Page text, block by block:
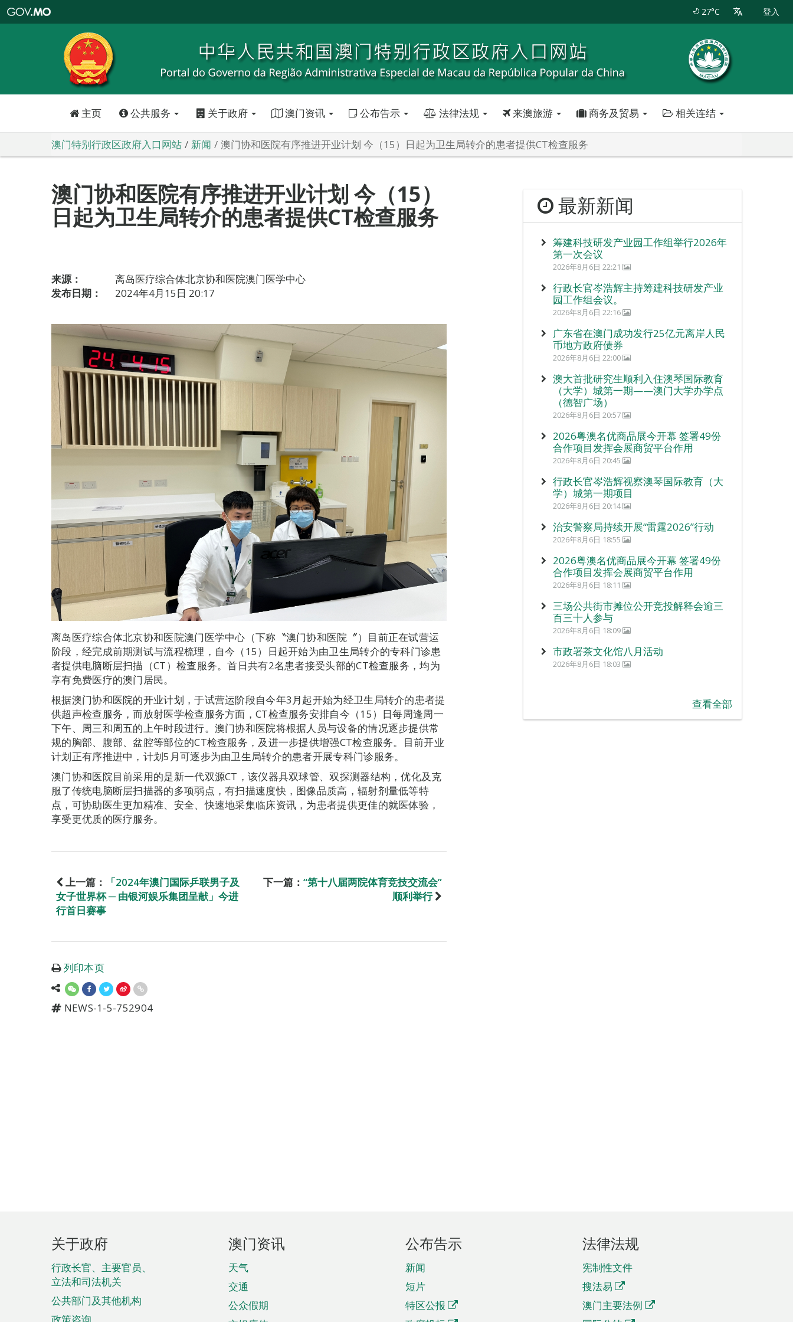
特
政
区
政
口
27°C 登入
主页 公共服务 关于政府 澳门资讯 公布告示 法律法规 来澳旅游 商务及贸易 相关连结
澳门特别行政区政府入口网站 新闻 澳门协和医院有序推进开业计划 今（15）日起为卫生局转介的患者提供CT检查服务
澳门协和医院有序推进开业计划 今（15）
日起为卫生局转介的患者提供CT检查服务
来源：
离岛医疗综合体北京协和医院澳门医学中心
发布日期：
2024年4月15日 20:17
离岛医疗综合体北京协和医院澳门医学中心（下称〝澳门协和医院〞）目前正在试营运
阶段，经完成前期测试与流程梳理，自今（15）日起开始为由卫生局转介的专科门诊患
者提供电脑断层扫描（CT）检查服务。首日共有2名患者接受头部的CT检查服务，均为
享有免费医疗的澳门居民。
根据澳门协和医院的开业计划，于试营运阶段自今年3月起开始为经卫生局转介的患者提
供超声检查服务，而放射医学检查服务方面，CT检查服务安排自今（15）日每周逢周一
下午、周三和周五的上午时段进行。澳门协和医院将根据人员与设备的情况逐步提供常
规的胸部、腹部、盆腔等部位的CT检查服务，及进一步提供增强CT检查服务。目前开业
计划正有序推进中，计划5月可逐步为由卫生局转介的患者开展专科门诊服务。
澳门协和医院目前采用的是新一代双源CT，该仪器具双球管、双探测器结构，优化及克
服了传统电脑断层扫描器的多项弱点，有扫描速度快，图像品质高，辐射剂量低等特
点，可协助医生更加精准、安全、快速地采集临床资讯，为患者提供更佳的就医体验，
享受更优质的医疗服务。
上一篇：
「2024年澳门国际乒联男子及
女子世界杯 ─ 由银河娱乐集团呈献」今进
行首日赛事
下一篇： “第十八届两院体育竞技交流会”
顺利举行
列印本页
NEWS-1-5-752904
最新新闻
筹建科技研发产业园工作组举行2026年
第一次会议
2026年8月6日 22:21
行政长官岑浩辉主持筹建科技研发产业
园工作组会议。
2026年8月6日 22:16
广东省在澳门成功发行25亿元离岸人民
币地方政府债券
2026年8月6日 22:00
澳大首批研究生顺利入住澳琴国际教育
（大学）城第一期——澳门大学办学点
（德智广场）
2026年8月6日 20:57
2026粤澳名优商品展今开幕 签署49份
合作项目发挥会展商贸平台作用
2026年8月6日 20:45
行政长官岑浩辉视察澳琴国际教育（大
学）城第一期项目
2026年8月6日 20:14
治安警察局持续开展“雷霆2026”行动
2026年8月6日 18:55
2026粤澳名优商品展今开幕 签署49份
合作项目发挥会展商贸平台作用
2026年8月6日 18:11
三场公共街市摊位公开竞投解释会逾三
百三十人参与
2026年8月6日 18:09
市政署茶文化馆八月活动
2026年8月6日 18:03
查看全部
页
脚
菜
单
关于政府
行政长官、主要官员、
立法和司法机关
公共部门及其他机构
澳门资讯
天气
交通
公众假期
公布告示
新闻
短片
特区公报
法律法规
宪制性文件
搜法易
澳门主要法例